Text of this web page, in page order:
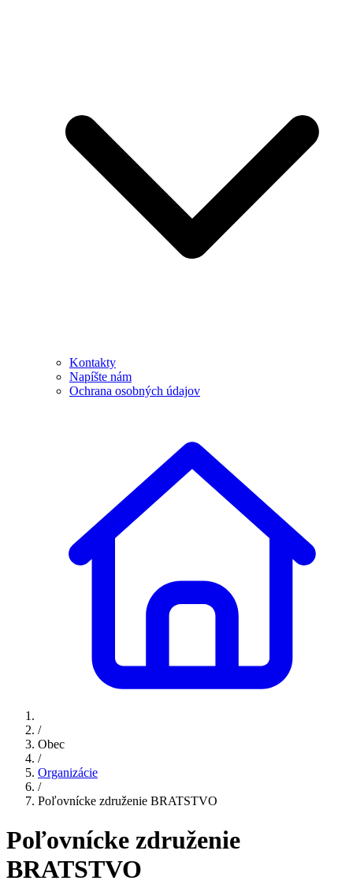
Kontakty
Napíšte nám
Ochrana osobných údajov
/
Obec
/
Organizácie
/
Poľovnícke združenie BRATSTVO
Poľovnícke združenie
BRATSTVO